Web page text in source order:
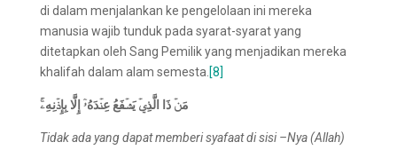
di dalam menjalankan ke pengelolaan ini mereka
manusia wajib tunduk pada syarat-syarat yang
ditetapkan oleh Sang Pemilik yang menjadikan mereka
khalifah dalam alam semesta. [8]
مَنۡ ذَا الَّذِيۡ يَشۡفَعُ عِنۡدَهُۥٓ إِلَّا بِإِذۡنِهِۦۚ
Tidak ada yang dapat memberi syafaat di sisi –Nya (Allah)